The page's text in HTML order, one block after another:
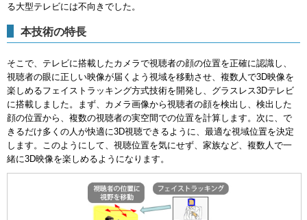
る大型テレビには不向きでした。
本技術の特長
そこで、テレビに搭載したカメラで視聴者の顔の位置を正確に認識し、
視聴者の眼に正しい映像が届くよう視域を移動させ、複数人で3D映像を
楽しめるフェイストラッキング方式技術を開発し、グラスレス3Dテレビ
に搭載しました。まず、カメラ画像から視聴者の顔を検出し、検出した
顔の位置から、複数の視聴者の実空間での位置を計算します。次に、で
きるだけ多くの人が快適に3D視聴できるように、最適な視域位置を決定
します。このようにして、視聴位置を気にせず、家族など、複数人で一
緒に3D映像を楽しめるようになります。